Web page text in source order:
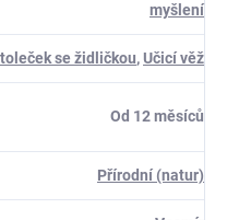
myšlení
se židličkou,Učicí věž
Od 12 měsíců
Přírodní (natur)